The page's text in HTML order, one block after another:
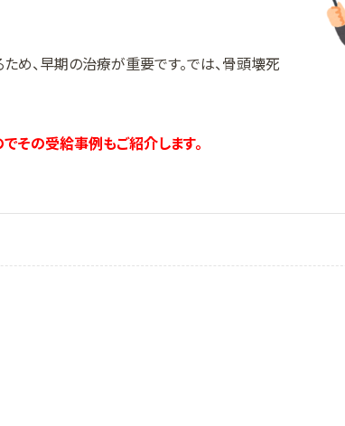
め、早期の治療が重要です。では、骨頭壊死
その受給事例もご紹介します。